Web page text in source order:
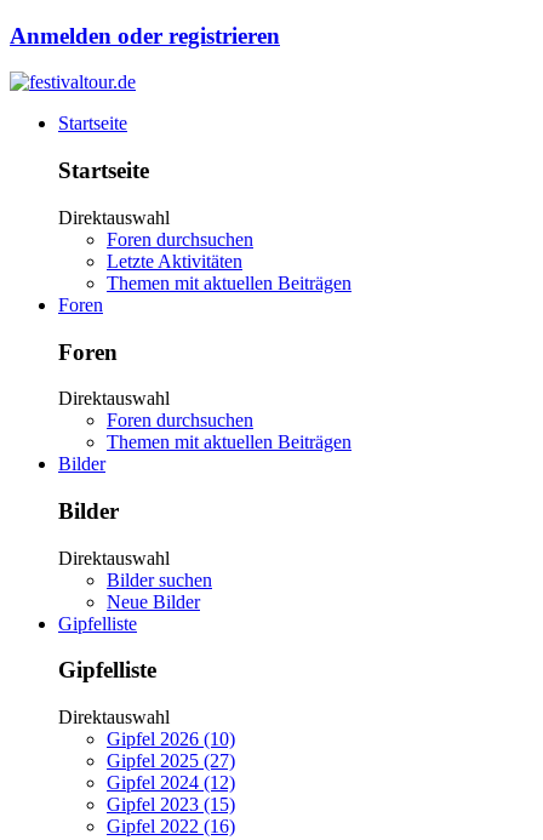
Anmelden oder registrieren
Startseite
Startseite
Direktauswahl
Foren durchsuchen
Letzte Aktivitäten
Themen mit aktuellen Beiträgen
Foren
Foren
Direktauswahl
Foren durchsuchen
Themen mit aktuellen Beiträgen
Bilder
Bilder
Direktauswahl
Bilder suchen
Neue Bilder
Gipfelliste
Gipfelliste
Direktauswahl
Gipfel 2026 (10)
Gipfel 2025 (27)
Gipfel 2024 (12)
Gipfel 2023 (15)
Gipfel 2022 (16)